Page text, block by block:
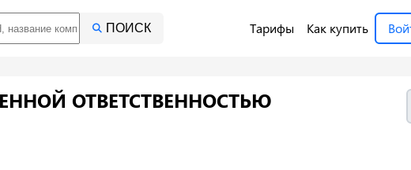
ПОИСК Тарифы Как купить
ОТВЕТСТВЕННОСТЬЮ